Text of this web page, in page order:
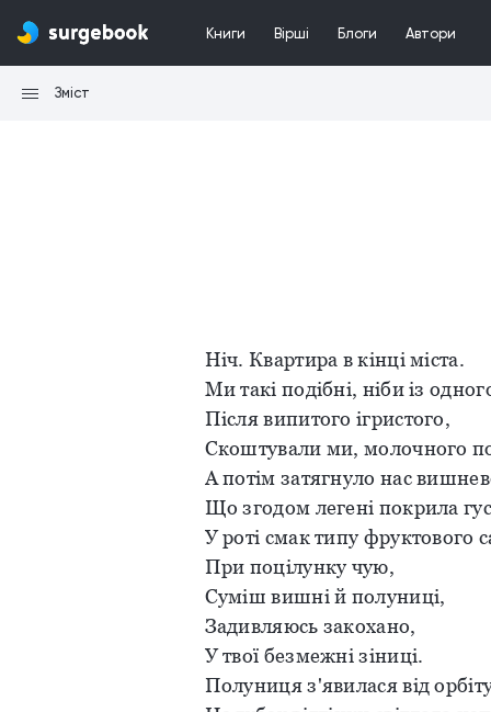
Книги Вірші Блоги Автори
Зміст
Ніч. Квартира в кінці міста.
Ми такі подібні, ніби із
Після випитого ігристого,
Скоштували ми, молочного
А потім затягнуло нас
Що згодом легені покрила
У роті смак типу фруктового
При поцілунку чую,
Суміш вишні й полуниці,
Задивляюсь закохано,
У твої безмежні зіниці.
Полуниця з'явилася від